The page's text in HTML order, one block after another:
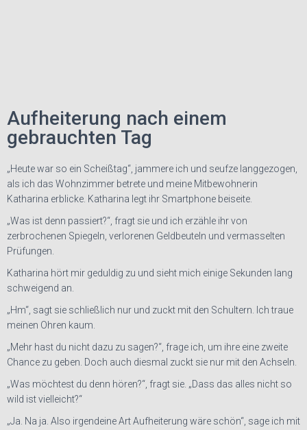
Aufheiterung nach einem
gebrauchten Tag
„Heute war so ein Scheißtag“, jammere ich und seufze langgezogen,
als ich das Wohnzimmer betrete und meine Mitbewohnerin
Katharina erblicke. Katharina legt ihr Smartphone beiseite.
„Was ist denn passiert?“, fragt sie und ich erzähle ihr von
zerbrochenen Spiegeln, verlorenen Geldbeuteln und vermasselten
Prüfungen.
Katharina hört mir geduldig zu und sieht mich einige Sekunden lang
schweigend an.
„Hm“, sagt sie schließlich nur und zuckt mit den Schultern. Ich traue
meinen Ohren kaum.
„Mehr hast du nicht dazu zu sagen?“, frage ich, um ihre eine zweite
Chance zu geben. Doch auch diesmal zuckt sie nur mit den Achseln.
„Was möchtest du denn hören?“, fragt sie. „Dass das alles nicht so
wild ist vielleicht?“
„Ja. Na ja. Also irgendeine Art Aufheiterung wäre schön“, sage ich mit